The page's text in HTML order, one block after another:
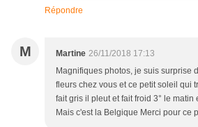
Répondre
M Martine 26/11/2018 17:13
Magnifiques photos, je suis surprise
fleurs chez vous et ce petit soleil qui
fait gris il pleut et fait froid 3° le matin
Mais c'est la Belgique Merci pour ce